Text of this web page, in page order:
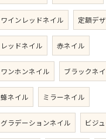
ワインレッドネイル 定額デ
レッドネイル 赤ネイル
ワンホンネイル ブラックネ
蜂ネイル ミラーネイル
グラデーションネイル ビジ